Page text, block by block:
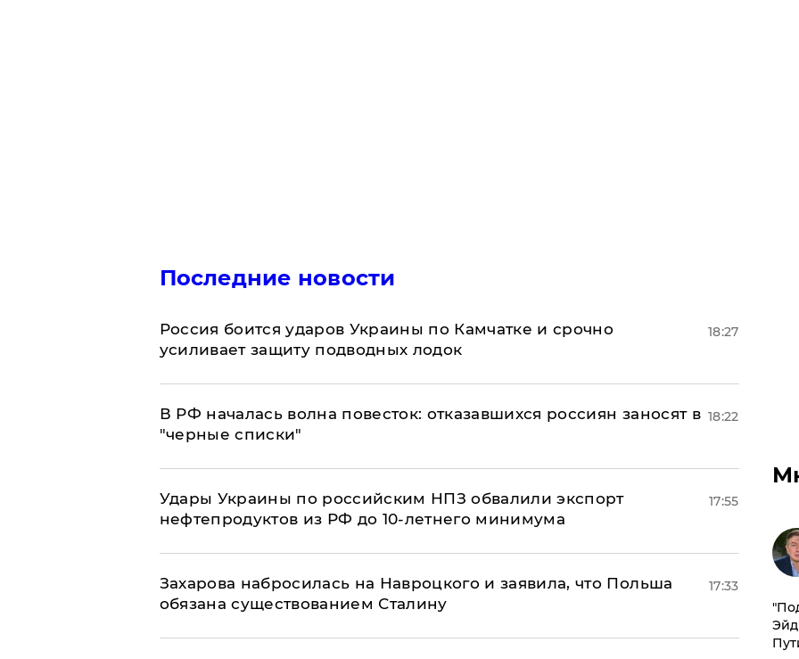
Последние новости
Россия боится ударов Украины по Камчатке и срочно
усиливает защиту подводных лодок
18:27
​В РФ началась волна повесток: отказавшихся россиян заносят в
"черные списки"
18:22
Удары Украины по российским НПЗ обвалили экспорт
нефтепродуктов из РФ до 10-летнего минимума
17:55
​Захарова набросилась на Навроцкого и заявила, что Польша
обязана существованием Сталину
17:33